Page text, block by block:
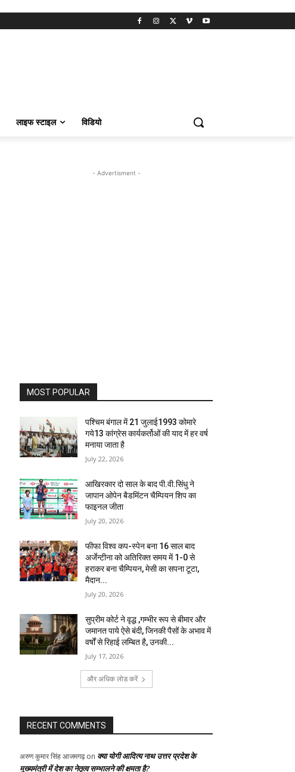
लाइफ स्टाइल विडियो
- Advertisment -
MOST POPULAR
पश्चिम बंगाल में 21 जुलाई1993 कोमारे
गये13 कांग्रेस कार्यकर्तोओं की याद में हर वर्ष
मनाया जाता है
July 22, 2026
आखिरकार दो साल के बाद पी.वी.सिंधु ने
जापान ओपेन बैडमिंटन चैम्पियन शिप का
फाइनल जीता
July 20, 2026
फीफा विश्व कप-स्पेन बना 16 साल बाद
अर्जेन्टीना को अतिरिक्त समय में 1-0 से
हराकर बना चैम्पियन, मेसी का सपना टूटा,
मैदान...
July 20, 2026
सुप्रीम कोर्ट ने वृद्ध ,गम्भीर रूप से बीमार और
जमानत पाये ऐसे बंदी, जिनकी पैसों के अभाव में
वर्षों से रिहाई लम्बित है, उनकी...
July 17, 2026
और अधिक लोड करें
RECENT COMMENTS
अरुण कुमार सिंह आजमगढ़on क्या योगी आदित्य नाथ उत्तर प्रदेश के
मुख्यमंत्री में देश का नेतृत्व सम्भालने की क्षमता है?